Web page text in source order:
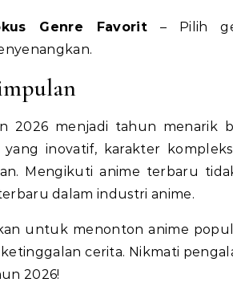
Genre Favorit – Pilih
2026 menjadi tahun menarik
yang inovatif, karakter
Mengikuti anime terbaru
dalam industri anime.
untuk menonton anime
cerita. Nikmati
2026!